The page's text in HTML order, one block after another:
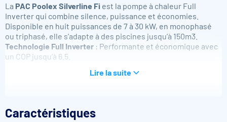
La PAC Poolex Silverline Fi est la pompe à chaleur Full
Inverter qui combine silence, puissance et économies.
Disponible en huit puissances de 7 à 30 kW, en monophasé
ou triphasé, elle s’adapte à des piscines jusqu’à 150m3.
Technologie Full Inverter : Performante et économique avec
un COP jusqu’à 6.5.
bassin selon la saison, ou laissez la pompe ajuster
automatiquement la température idéale.
Lire la suite
Caractéristiques